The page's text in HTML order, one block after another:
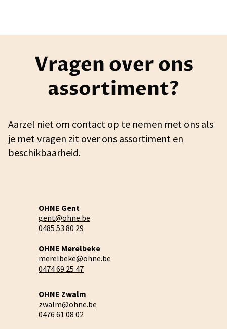
Vragen over ons
assortiment?
Aarzel niet om contact op te nemen met ons als
je met vragen zit over ons assortiment en
beschikbaarheid.
OHNE Gent
gent@ohne.be
0485 53 80 29
OHNE Merelbeke
merelbeke@ohne.be
0474 69 25 47
OHNE Zwalm
zwalm@ohne.be
0476 61 08 02